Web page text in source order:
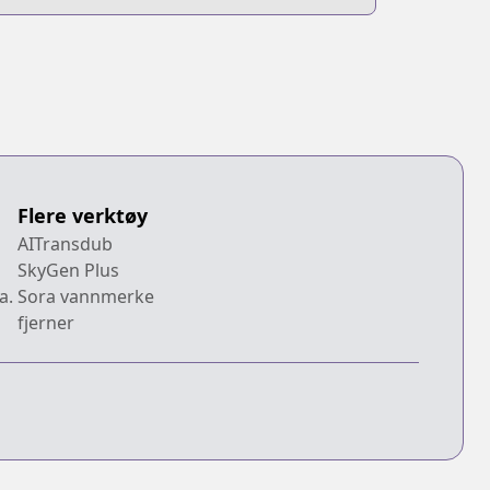
Flere verktøy
AITransdub
SkyGen Plus
Sora vannmerke
fjerner